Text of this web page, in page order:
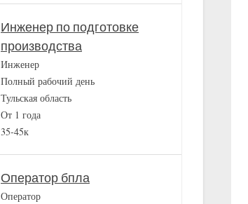
Инженер по подготовке
производства
Инженер
Полный рабочий день
Тульская область
От 1 года
35-45к
Оператор бпла
Оператор